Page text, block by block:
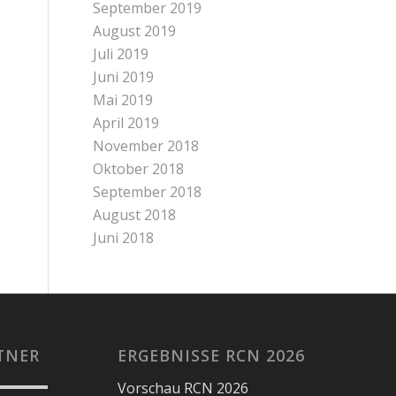
September 2019
August 2019
Juli 2019
Juni 2019
Mai 2019
April 2019
November 2018
Oktober 2018
September 2018
August 2018
Juni 2018
ERGEBNISSE RCN 2026
Vorschau RCN 2026